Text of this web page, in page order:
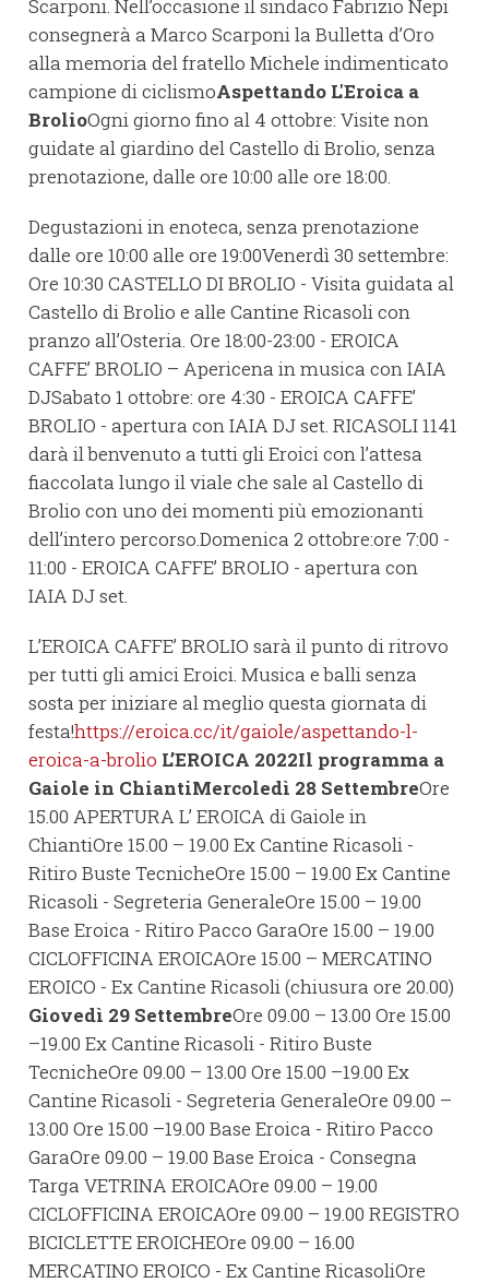
Scarponi. Nell’occasione il sindaco Fabrizio Nepi
consegnerà a Marco Scarponi la Bulletta d’Oro
alla memoria del fratello Michele indimenticato
campione di ciclismoAspettando L'Eroica a
BrolioOgni giorno fino al 4 ottobre: Visite non
guidate al giardino del Castello di Brolio, senza
prenotazione, dalle ore 10:00 alle ore 18:00.
Degustazioni in enoteca, senza prenotazione
dalle ore 10:00 alle ore 19:00Venerdì 30 settembre:
Ore 10:30 CASTELLO DI BROLIO - Visita guidata al
Castello di Brolio e alle Cantine Ricasoli con
pranzo all’Osteria. Ore 18:00-23:00 - EROICA
CAFFE’ BROLIO – Apericena in musica con IAIA
DJSabato 1 ottobre: ore 4:30 - EROICA CAFFE’
BROLIO - apertura con IAIA DJ set. RICASOLI 1141
darà il benvenuto a tutti gli Eroici con l’attesa
fiaccolata lungo il viale che sale al Castello di
Brolio con uno dei momenti più emozionanti
dell’intero percorso.Domenica 2 ottobre:ore 7:00 -
11:00 - EROICA CAFFE’ BROLIO - apertura con
IAIA DJ set.
L’EROICA CAFFE’ BROLIO sarà il punto di ritrovo
per tutti gli amici Eroici. Musica e balli senza
sosta per iniziare al meglio questa giornata di
festa!https://eroica.cc/it/gaiole/aspettando-l-
eroica-a-brolio L’EROICA 2022Il programma a
Gaiole in ChiantiMercoledì 28 SettembreOre
15.00 APERTURA L’ EROICA di Gaiole in
ChiantiOre 15.00 – 19.00 Ex Cantine Ricasoli -
Ritiro Buste TecnicheOre 15.00 – 19.00 Ex Cantine
Ricasoli - Segreteria GeneraleOre 15.00 – 19.00
Base Eroica - Ritiro Pacco GaraOre 15.00 – 19.00
CICLOFFICINA EROICAOre 15.00 – MERCATINO
EROICO - Ex Cantine Ricasoli (chiusura ore 20.00)
Giovedì 29 SettembreOre 09.00 – 13.00 Ore 15.00
–19.00 Ex Cantine Ricasoli - Ritiro Buste
TecnicheOre 09.00 – 13.00 Ore 15.00 –19.00 Ex
Cantine Ricasoli - Segreteria GeneraleOre 09.00 –
13.00 Ore 15.00 –19.00 Base Eroica - Ritiro Pacco
GaraOre 09.00 – 19.00 Base Eroica - Consegna
Targa VETRINA EROICAOre 09.00 – 19.00
CICLOFFICINA EROICAOre 09.00 – 19.00 REGISTRO
BICICLETTE EROICHEOre 09.00 – 16.00
MERCATINO EROICO - Ex Cantine RicasoliOre